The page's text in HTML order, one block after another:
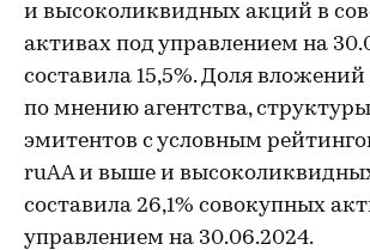
и высоколиквидных акций в
активах под управлением на
составила 15,5%. Доля вложений
по мнению агентства, структуры
эмитентов с условным
ruAA и выше и
составила 26,1% совокупных
управлением на 30.06.2024.